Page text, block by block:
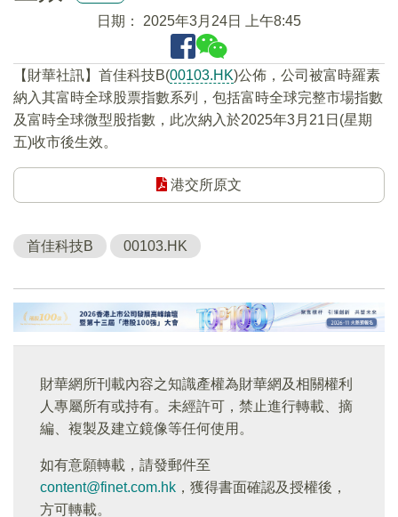
日期： 2025年3月24日 上午8:45
【財華社訊】首佳科技B(00103.HK)公佈，公司被富時羅素
納入其富時全球股票指數系列，包括富時全球完整市場指數
及富時全球微型股指數，此次納入於2025年3月21日(星期
五)收市後生效。
港交所原文
首佳科技B 00103.HK
財華網所刊載內容之知識產權為財華網及相關權利
人專屬所有或持有。未經許可，禁止進行轉載、摘
編、複製及建立鏡像等任何使用。
如有意願轉載，請發郵件至
content@finet.com.hk ，獲得書面確認及授權後，
方可轉載。